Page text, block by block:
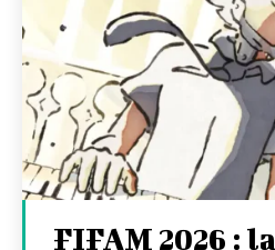
FIFAM 2026 : la